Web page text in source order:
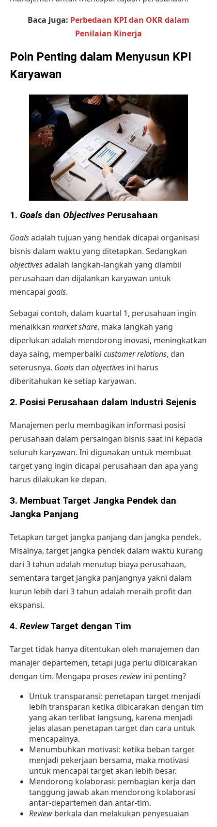
Baca Juga: Perbedaan KPI dan OKR dalam
Penilaian Kinerja
Poin Penting dalam Menyusun KPI
Karyawan
1. Goals dan Objectives Perusahaan
Goalsadalah tujuan yang hendak dicapai organisasi
bisnis dalam waktu yang ditetapkan. Sedangkan
objectivesadalah langkah-langkah yang diambil
perusahaan dan dijalankan karyawan untuk
mencapai goals.
Sebagai contoh, dalam kuartal 1, perusahaan ingin
menaikkan market share, maka langkah yang
diperlukan adalah mendorong inovasi, meningkatkan
daya saing, memperbaiki customer relations, dan
seterusnya. Goals dan objectives ini harus
diberitahukan ke setiap karyawan.
2. Posisi Perusahaan dalam Industri Sejenis
Manajemen perlu membagikan informasi posisi
perusahaan dalam persaingan bisnis saat ini kepada
seluruh karyawan. Ini digunakan untuk membuat
target yang ingin dicapai perusahaan dan apa yang
harus dilakukan ke depan.
3. Membuat Target Jangka Pendek dan
Jangka Panjang
Tetapkan target jangka panjang dan jangka pendek.
Misalnya, target jangka pendek dalam waktu kurang
dari 3 tahun adalah menutup biaya perusahaan,
sementara target jangka panjangnya yakni dalam
kurun lebih dari 3 tahun adalah meraih profit dan
ekspansi.
4. ReviewTarget dengan Tim
Target tidak hanya ditentukan oleh manajemen dan
manajer departemen, tetapi juga perlu dibicarakan
dengan tim. Mengapa proses review ini penting?
Untuk transparansi: penetapan target menjadi
lebih transparan ketika dibicarakan dengan tim
yang akan terlibat langsung, karena menjadi
jelas alasan penetapan target dan cara untuk
mencapainya.
Menumbuhkan motivasi: ketika beban target
menjadi pekerjaan bersama, maka motivasi
untuk mencapai target akan lebih besar.
Mendorong kolaborasi: pembagian kerja dan
tanggung jawab akan mendorong kolaborasi
antar-departemen dan antar-tim.
Review berkala dan melakukan penyesuaian